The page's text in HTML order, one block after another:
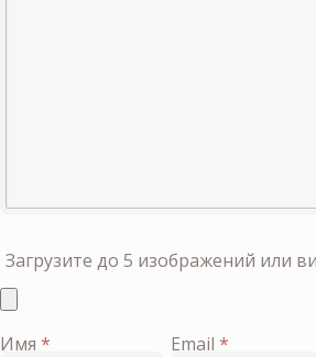
Загрузите до 5 изображений или
Имя * Email *